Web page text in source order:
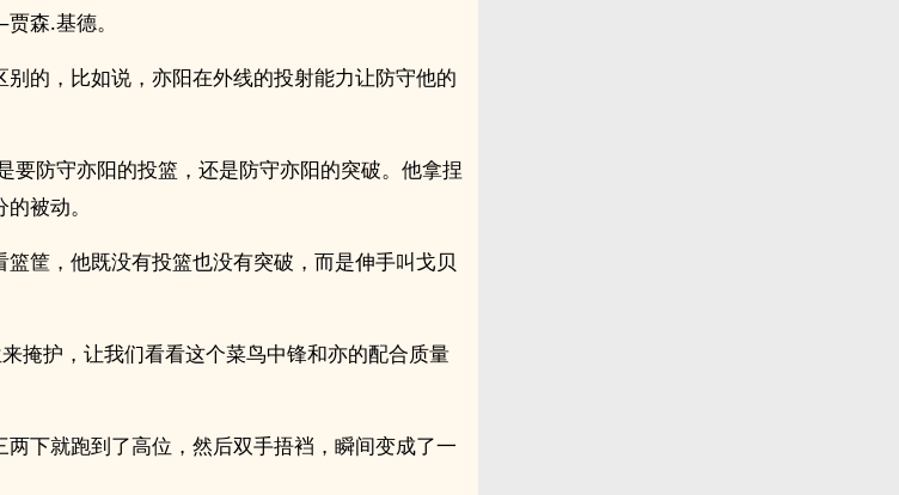
森.基德。
的，比如说，亦阳在外线的投射能力让防守他的
要防守亦阳的投篮，还是防守亦阳的突破。他拿捏
被动。
筐，他既没有投篮也没有突破，而是伸手叫戈贝
掩护，让我们看看这个菜鸟中锋和亦的配合质量
下就跑到了高位，然后双手捂裆，瞬间变成了一